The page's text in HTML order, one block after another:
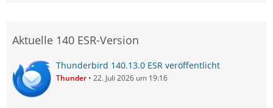
Aktuelle 140 ESR-Version
Thunderbird 140.13.0 ESR veröffentlicht
Thunder 22. Juli 2026 um 19:16